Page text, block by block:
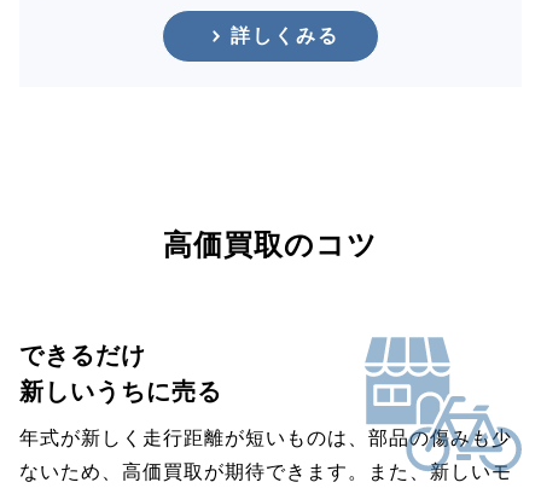
詳しくみる
高価買取のコツ
できるだけ
新しいうちに売る
年式が新しく走行距離が短いものは、部品の傷みも少
ないため、高価買取が期待できます。また、新しいモ